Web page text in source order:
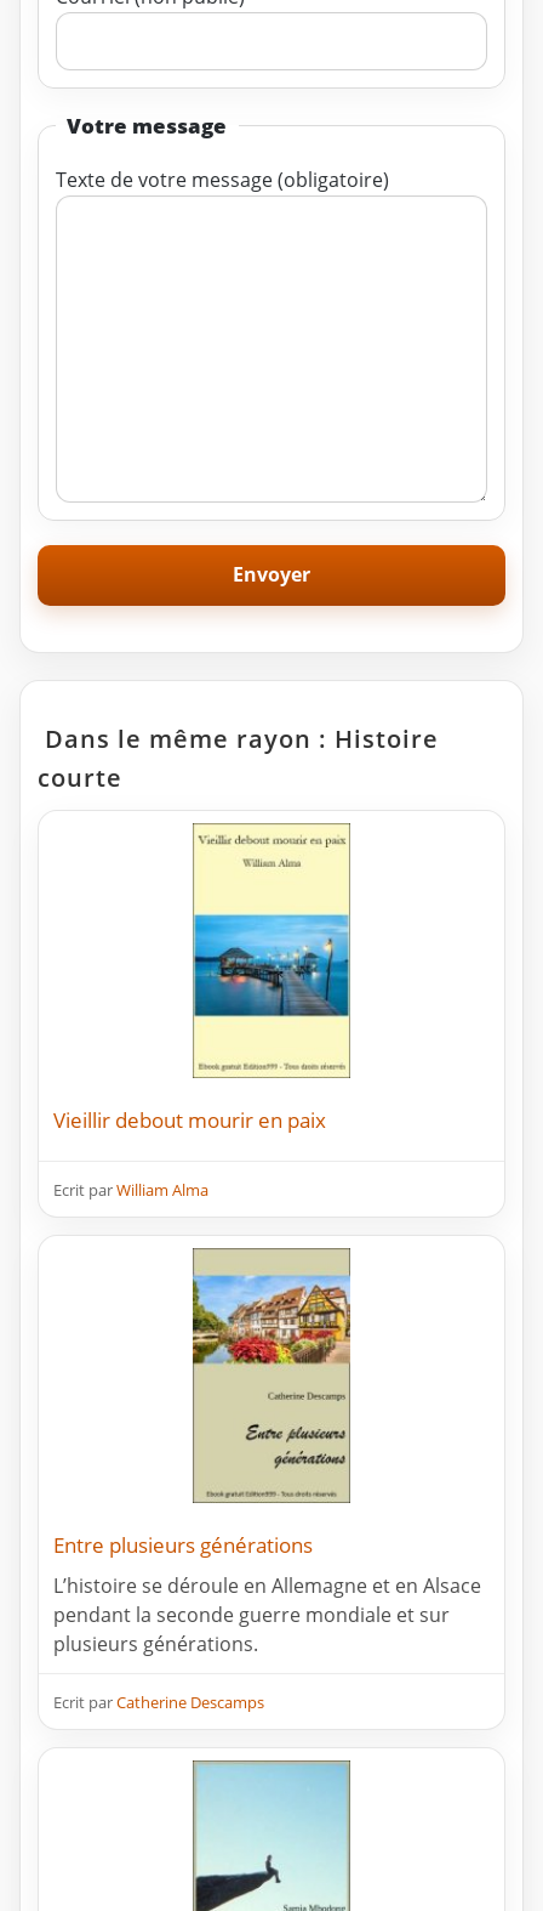
Votre message
Texte de votre message (obligatoire)
Dans le même rayon : Histoire
courte
Vieillir debout mourir en paix
Ecrit parWilliam Alma
Entre plusieurs générations
L’histoire se déroule en Allemagne et en Alsace
pendant la seconde guerre mondiale et sur
plusieurs générations.
Ecrit parCatherine Descamps